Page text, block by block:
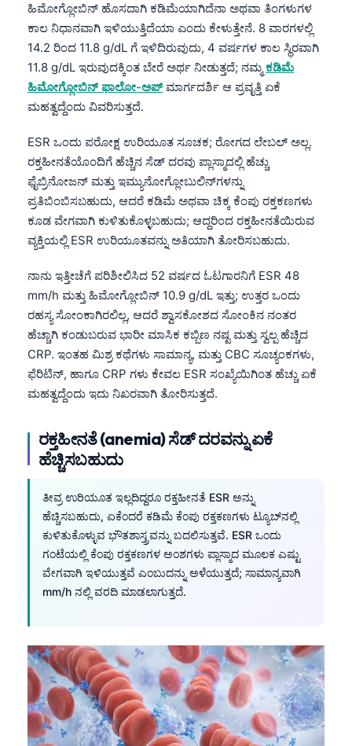
ಹಿಮೋಗ್ಲೋಬಿನ್ ಹೊಸದಾಗಿ ಕಡಿಮೆಯಾಗಿದೆನಾ ಅಥವಾ ತಿಂಗಳುಗಳ
ಕಾಲ ನಿಧಾನವಾಗಿ ಇಳಿಯುತ್ತಿದೆಯಾ ಎಂದು ಕೇಳುತ್ತೇನೆ. 8 ವಾರಗಳಲ್ಲಿ
14.2 ರಿಂದ 11.8 g/dL ಗೆ ಇಳಿದಿರುವುದು, 4 ವರ್ಷಗಳ ಕಾಲ ಸ್ಥಿರವಾಗಿ
11.8 g/dL ಇರುವುದಕ್ಕಿಂತ ಬೇರೆ ಅರ್ಥ ನೀಡುತ್ತದೆ; ನಮ್ಮಕಡಿಮೆ
ಹಿಮೋಗ್ಲೋಬಿನ್ ಫಾಲೋ-ಅಪ್ಮಾರ್ಗದರ್ಶಿ ಆ ಪ್ರವೃತ್ತಿ ಏಕೆ
ಮಹತ್ವದ್ದೆಂದು ವಿವರಿಸುತ್ತದೆ.
ESR ಒಂದು ಪರೋಕ್ಷ ಉರಿಯೂತ ಸೂಚಕ; ರೋಗದ ಲೇಬಲ್ ಅಲ್ಲ.
ರಕ್ತಹೀನತೆಯೊಂದಿಗೆ ಹೆಚ್ಚಿನ ಸೆಡ್ ದರವು ಪ್ಲಾಸ್ಮಾದಲ್ಲಿ ಹೆಚ್ಚು
ಫೈಬ್ರಿನೋಜನ್ ಮತ್ತು ಇಮ್ಯುನೋಗ್ಲೋಬುಲಿನ್‌ಗಳನ್ನು
ಪ್ರತಿಬಿಂಬಿಸಬಹುದು, ಆದರೆ ಕಡಿಮೆ ಅಥವಾ ಚಿಕ್ಕ ಕೆಂಪು ರಕ್ತಕಣಗಳು
ಕೂಡ ವೇಗವಾಗಿ ಕುಳಿತುಕೊಳ್ಳಬಹುದು; ಆದ್ದರಿಂದ ರಕ್ತಹೀನತೆಯಿರುವ
ವ್ಯಕ್ತಿಯಲ್ಲಿ ESR ಉರಿಯೂತವನ್ನು ಅತಿಯಾಗಿ ತೋರಿಸಬಹುದು.
ನಾನು ಇತ್ತೀಚೆಗೆ ಪರಿಶೀಲಿಸಿದ 52 ವರ್ಷದ ಓಟಗಾರನಿಗೆ ESR 48
mm/h ಮತ್ತು ಹಿಮೋಗ್ಲೋಬಿನ್ 10.9 g/dL ಇತ್ತು; ಉತ್ತರ ಒಂದು
ರಹಸ್ಯ ಸೋಂಕಾಗಿರಲಿಲ್ಲ, ಆದರೆ ಶ್ವಾಸಕೋಶದ ಸೋಂಕಿನ ನಂತರ
ಹೆಚ್ಚಾಗಿ ಕಂಡುಬರುವ ಭಾರೀ ಮಾಸಿಕ ಕಬ್ಬಿಣ ನಷ್ಟ ಮತ್ತು ಸ್ವಲ್ಪ ಹೆಚ್ಚಿದ
CRP. ಇಂತಹ ಮಿಶ್ರ ಕಥೆಗಳು ಸಾಮಾನ್ಯ, ಮತ್ತು CBC ಸೂಚ್ಯಂಕಗಳು,
ಫೆರಿಟಿನ್, ಹಾಗೂ CRP ಗಳು ಕೇವಲ ESR ಸಂಖ್ಯೆಯಿಗಿಂತ ಹೆಚ್ಚು ಏಕೆ
ಮಹತ್ವದ್ದೆಂದು ಇದು ನಿಖರವಾಗಿ ತೋರಿಸುತ್ತದೆ.
ರಕ್ತಹೀನತೆ (anemia) ಸೆಡ್ ದರವನ್ನು ಏಕೆ
ಹೆಚ್ಚಿಸಬಹುದು
ತೀವ್ರ ಉರಿಯೂತ ಇಲ್ಲದಿದ್ದರೂ ರಕ್ತಹೀನತೆ ESR ಅನ್ನು
ಹೆಚ್ಚಿಸಬಹುದು, ಏಕೆಂದರೆ ಕಡಿಮೆ ಕೆಂಪು ರಕ್ತಕಣಗಳು ಟ್ಯೂಬ್‌ನಲ್ಲಿ
ಕುಳಿತುಕೊಳ್ಳುವ ಭೌತಶಾಸ್ತ್ರವನ್ನು ಬದಲಿಸುತ್ತವೆ. ESR ಒಂದು
ಗಂಟೆಯಲ್ಲಿ ಕೆಂಪು ರಕ್ತಕಣಗಳ ಅಂಶಗಳು ಪ್ಲಾಸ್ಮಾದ ಮೂಲಕ ಎಷ್ಟು
ವೇಗವಾಗಿ ಇಳಿಯುತ್ತವೆ ಎಂಬುದನ್ನು ಅಳೆಯುತ್ತದೆ; ಸಾಮಾನ್ಯವಾಗಿ
mm/h ನಲ್ಲಿ ವರದಿ ಮಾಡಲಾಗುತ್ತದೆ.